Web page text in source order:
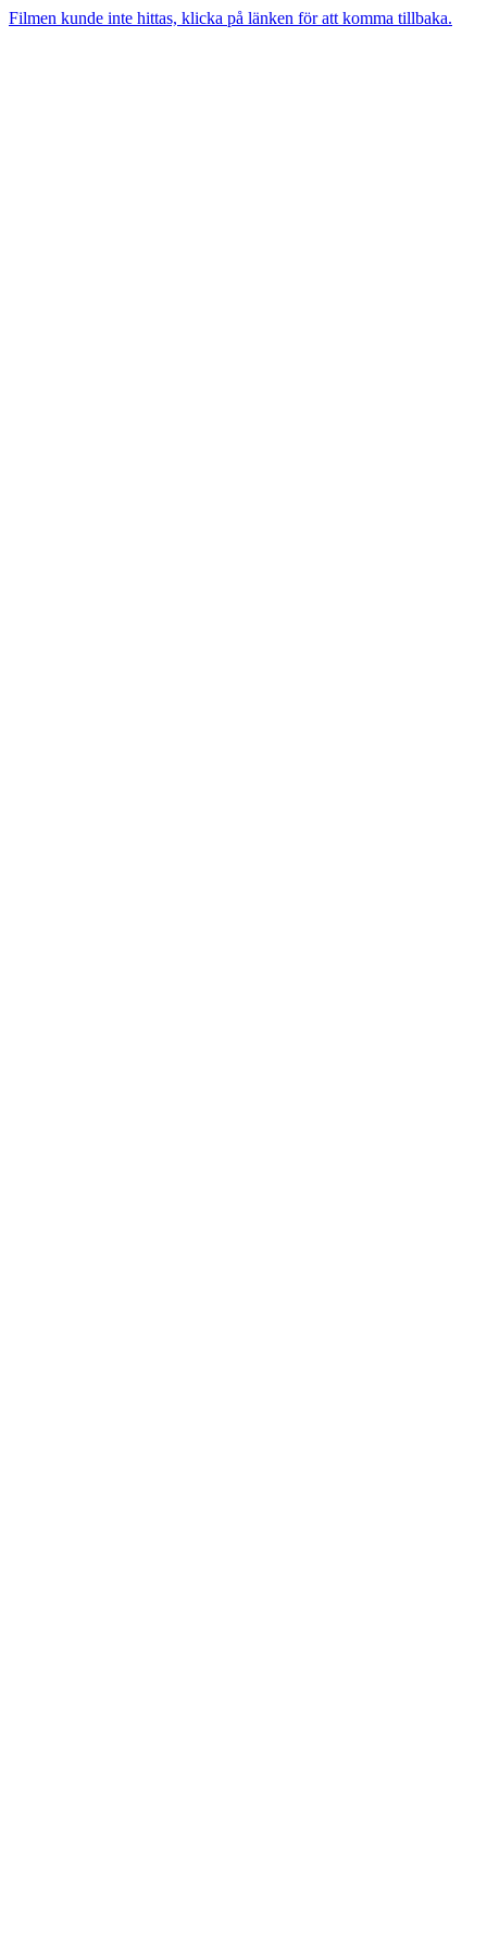
Filmen kunde inte hittas, klicka på länken för att komma tillbaka.